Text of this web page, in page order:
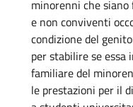
minorenni che
e non conviventi
condizione del
per stabilire se essa
familiare del
le prestazioni per il